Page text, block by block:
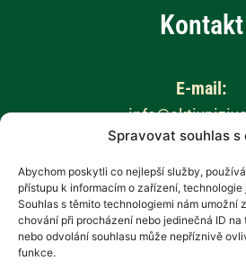
Spravovat souhlas s
Abychom poskytli co nejlepší služby,
přístupu k informacím o zařízení,
Souhlas s těmito technologiemi nám umožní
chování při procházení nebo jedinečná ID na
nebo odvolání souhlasu může nepříznivě
funkce.
Kontakt
E-mail:
Odborní
Prof. MUDr. Eva Kubala
Prim. MUDr. Marta